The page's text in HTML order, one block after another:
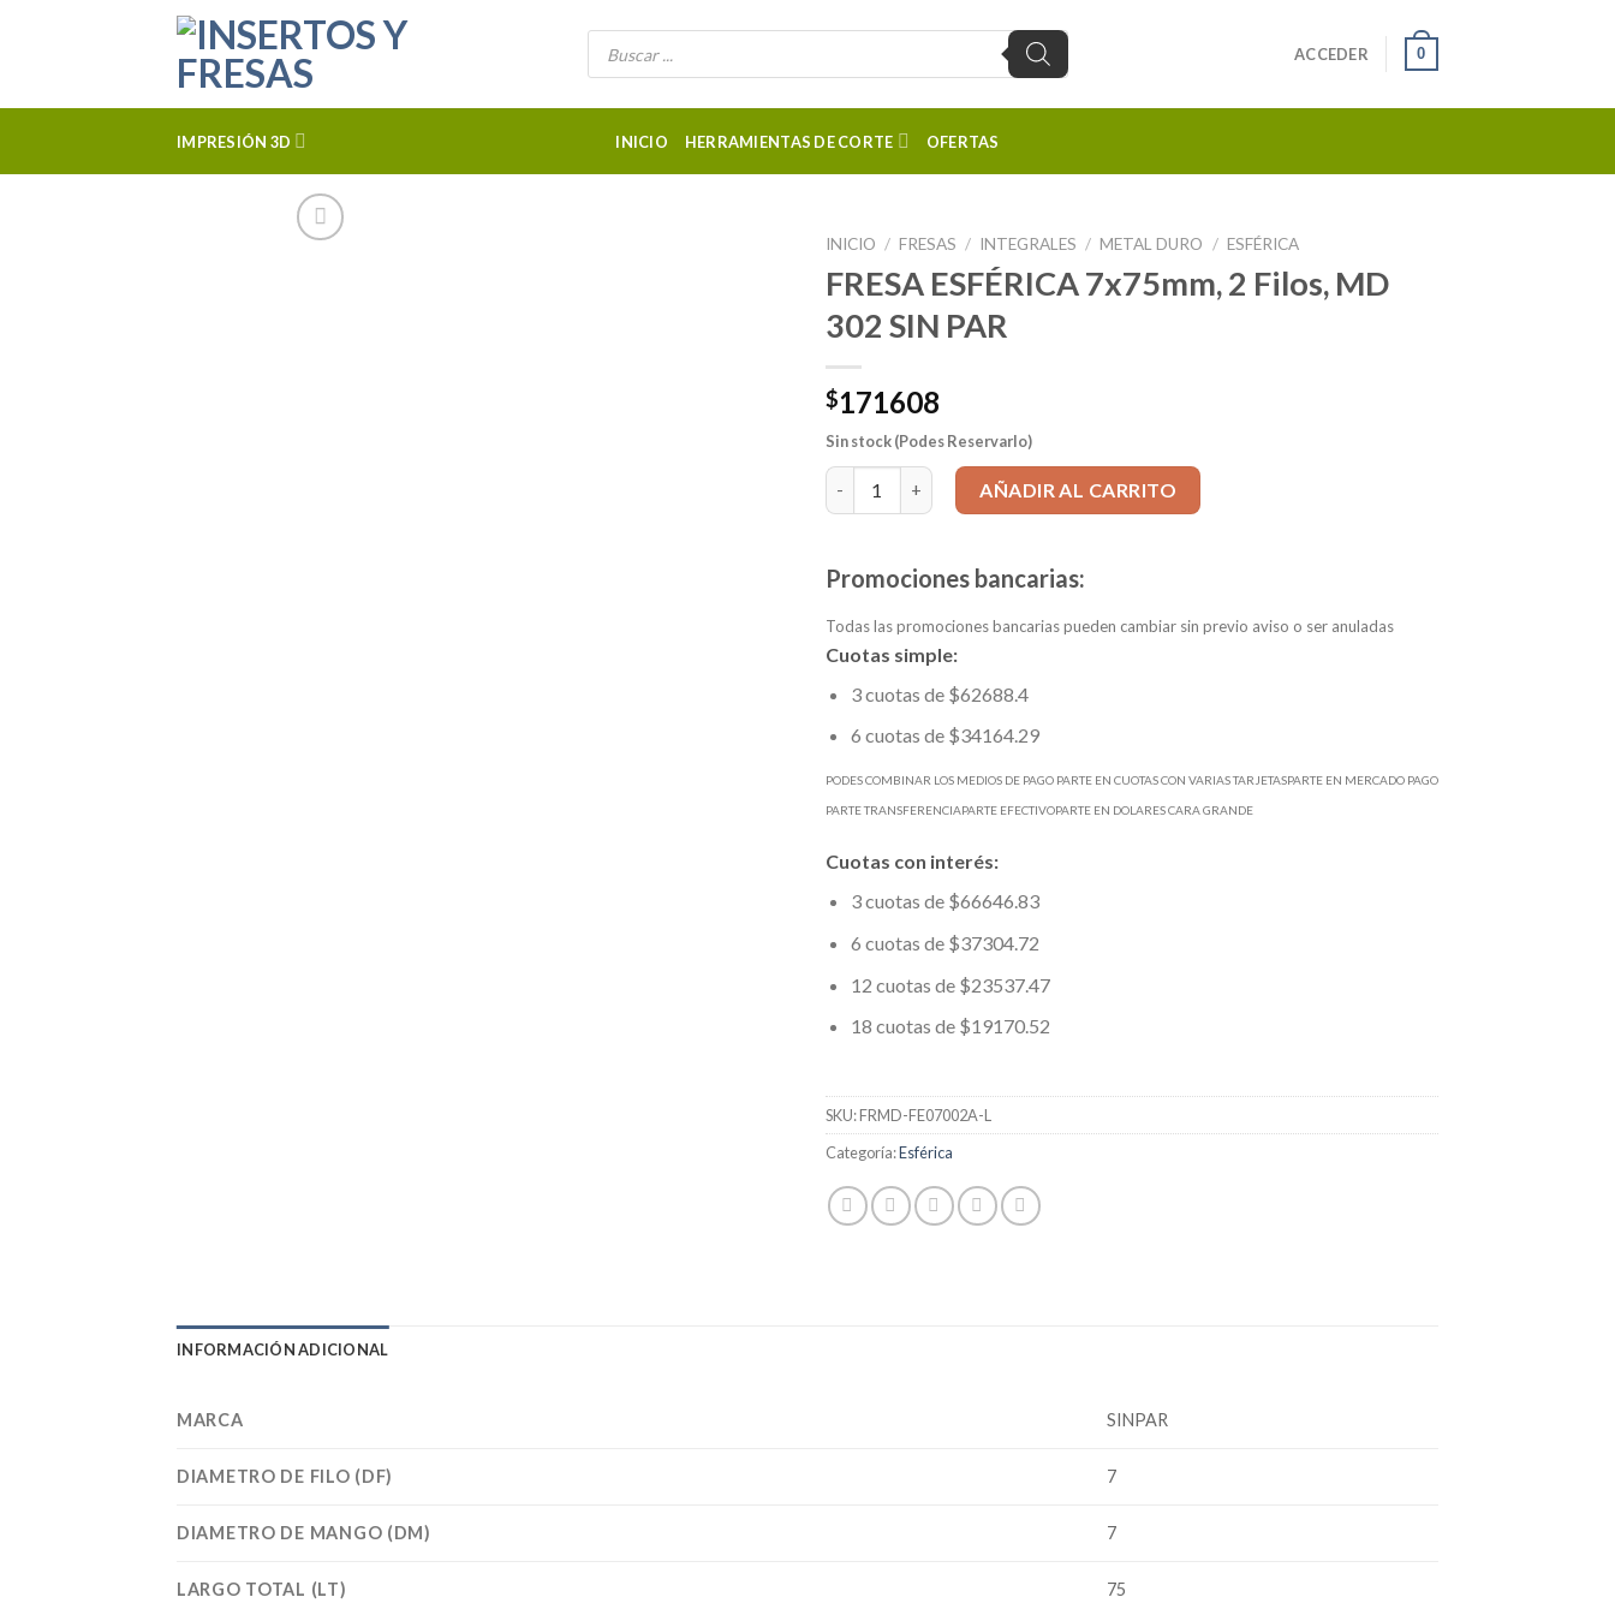
Búsqueda
ACCEDER 0
IMPRESIÓN 3D INICIO HERRAMIENTAS DE CORTE OFERTAS
INICIO / FRESAS / INTEGRALES / METAL DURO / ESFÉRICA
FRESA ESFÉRICA 7x75mm, 2 Filos, MD
302 SIN PAR
$171608
Sin stock (Podes Reservarlo)
FRESA ESFÉRICA 7x75mm, 2 Filos, MD 302 SIN PAR cantidad
AÑADIR AL CARRITO
Promociones bancarias:
Todas las promociones bancarias pueden cambiar sin previo aviso o ser anuladas
Cuotas simple:
3 cuotas de $62688.4
6 cuotas de $34164.29
PODES COMBINAR LOS MEDIOS DE PAGO PARTE EN CUOTAS CON VARIAS TARJETASPARTE EN MERCADO PAGO
PARTE TRANSFERENCIAPARTE EFECTIVOPARTE EN DOLARES CARA GRANDE
Cuotas con interés:
3 cuotas de $66646.83
6 cuotas de $37304.72
12 cuotas de $23537.47
18 cuotas de $19170.52
SKU:FRMD-FE07002A-L
Categoría:Esférica
INFORMACIÓN ADICIONAL
MARCA SINPAR
DIAMETRO DE FILO (DF) 7
DIAMETRO DE MANGO (DM) 7
LARGO TOTAL (LT) 75